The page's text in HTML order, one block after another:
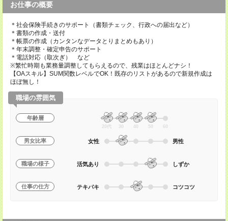
お仕事の概要
＊社会保険手続きのサポート（書類チェック、行政への届出など）
＊書類の作成・送付
＊帳票の作成（カンタンなデータとりまとめもあり）
＊年末調整・確定申告のサポート
＊電話対応（取次ぎ） など
※繁忙時期も業務量調整してもらえるので、残業はほとんどナシ！
【OAスキル】SUM関数レベルでOK！既存のリストがあるので新規作成は
ほぼ無し！
職場の雰囲気
年齢層
20代 30 40 50 60
男女比率 女性 男性
職場の様子 活気あり しずか
仕事の仕方 テキパキ コツコツ